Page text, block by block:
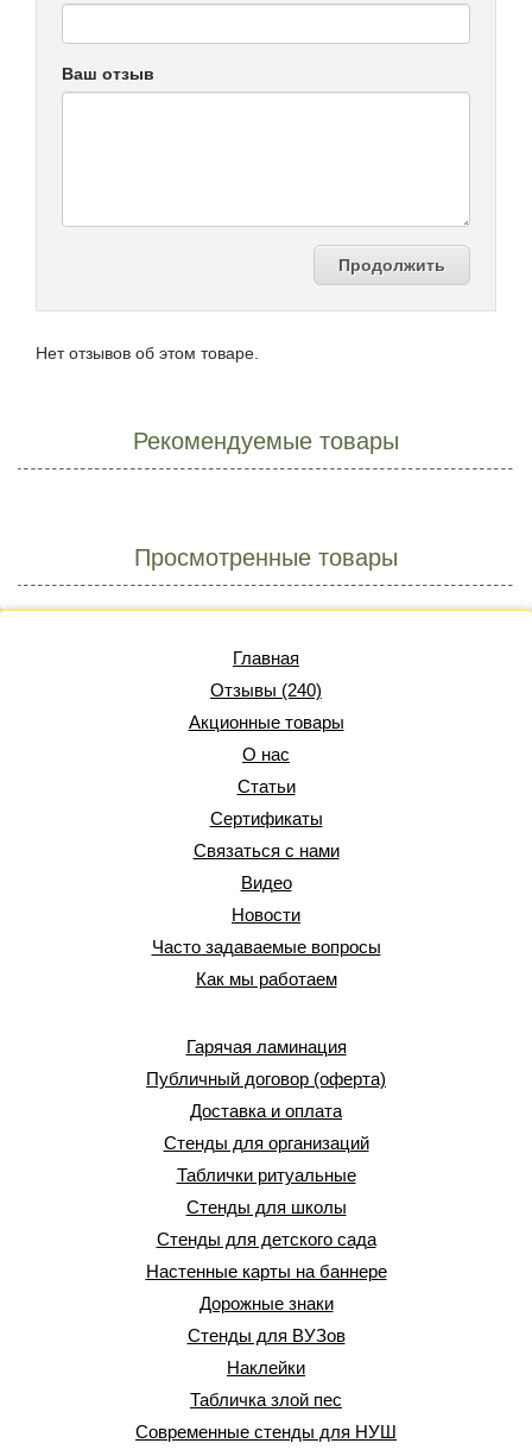
Ваш отзыв
Продолжить
Нет отзывов об этом товаре.
Рекомендуемые товары
Просмотренные товары
Главная
Отзывы (240)
Акционные товары
О нас
Статьи
Сертификаты
Связаться с нами
Видео
Новости
Часто задаваемые вопросы
Как мы работаем
Гарячая ламинация
Публичный договор (оферта)
Доставка и оплата
Стенды для организаций
Таблички ритуальные
Стенды для школы
Стенды для детского сада
Настенные карты на баннере
Дорожные знаки
Стенды для ВУЗов
Наклейки
Табличка злой пес
Современные стенды для НУШ